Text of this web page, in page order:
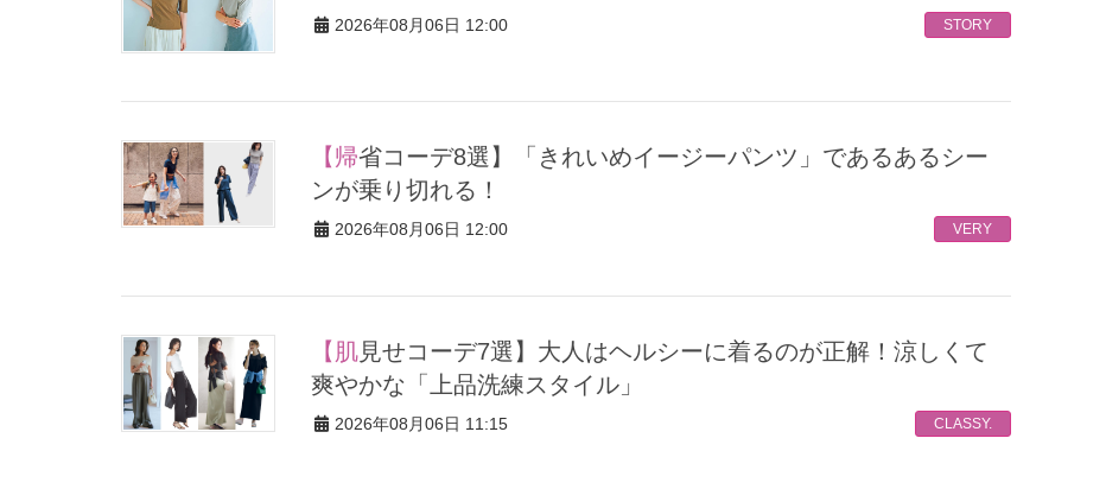
2026年08月06日 12:00 STORY
【帰省コーデ8選】「きれいめイージーパンツ」であるあるシー
ンが乗り切れる！
2026年08月06日 12:00 VERY
【肌見せコーデ7選】大人はヘルシーに着るのが正解！涼しくて
爽やかな「上品洗練スタイル」
2026年08月06日 11:15 CLASSY.